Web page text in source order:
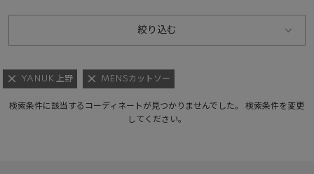
絞り込む
YANUK 上野 MENSカットソー
検索条件に該当するコーディネートが見つかりませんでした。 検索条件を変更
してください。